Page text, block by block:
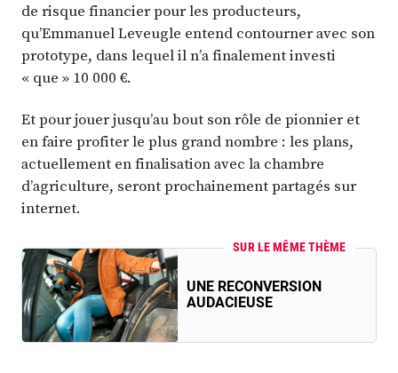
de risque financier pour les producteurs,
qu’Emmanuel Leveugle entend contourner avec son
prototype, dans lequel il n’a finalement investi
« que » 10 000 €.
Et pour jouer jusqu’au bout son rôle de pionnier et
en faire profiter le plus grand nombre : les plans,
actuellement en finalisation avec la chambre
d’agriculture, seront prochainement partagés sur
internet.
SUR LE MÊME THÈME
UNE RECONVERSION
AUDACIEUSE